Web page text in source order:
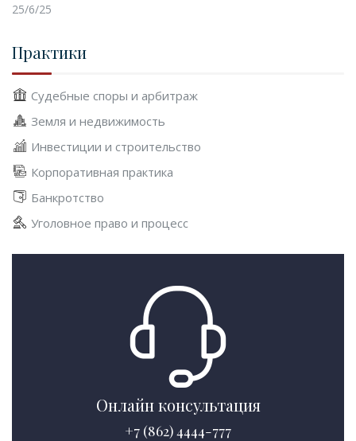
25/6/25
Практики
Судебные споры и арбитраж
Земля и недвижимость
Инвестиции и строительство
Корпоративная практика
Банкротство
Уголовное право и процесс
Онлайн консультация
+7 (862) 4444-777